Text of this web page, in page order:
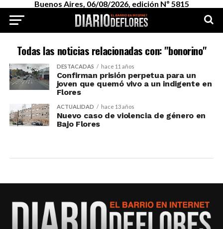
Buenos Aires, 06/08/2026, edición Nº 5815
Todas las noticias relacionadas con: "bonorino"
DESTACADAS hace 11 años
Confirman prisión perpetua para un
joven que quemó vivo a un indigente en
Flores
ACTUALIDAD hace 13 años
Nuevo caso de violencia de género en
Bajo Flores